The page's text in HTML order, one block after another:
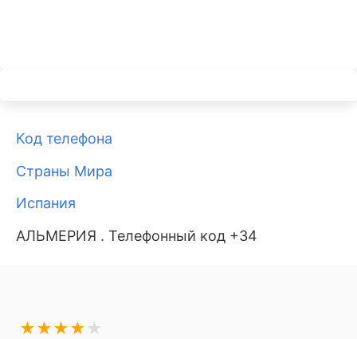
Код телефона
Страны Мира
Испания
АЛЬМЕРИЯ . Телефонный код +34
★
★
★
★
★